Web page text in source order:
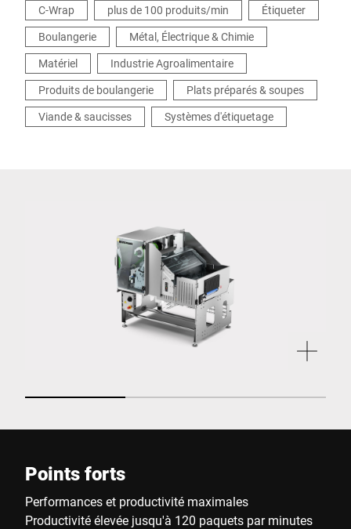
C-Wrap
plus de 100 produits/min
Étiqueter
Boulangerie
Métal, Électrique & Chimie
Matériel
Industrie Agroalimentaire
Produits de boulangerie
Plats préparés & soupes
Viande & saucisses
Systèmes d'étiquetage
Points forts
Performances et productivité maximales
Productivité élevée jusqu'à 120 paquets par minutes